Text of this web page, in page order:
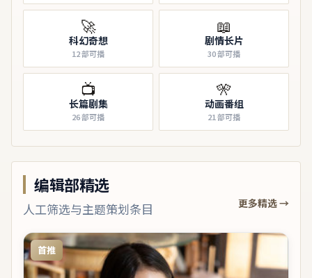
🚀
科幻奇想
12部可播
📖
剧情长片
30部可播
📺
长篇剧集
26部可播
🎌
动画番组
21部可播
编辑部精选
人工筛选与主题策划条目 更多精选 →
首推